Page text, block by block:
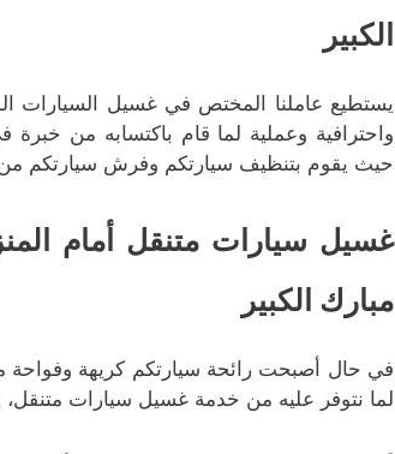
الكبير
يستطيع عاملنا المختص في غسيل السيارات
واحترافية وعملية لما قام باكتسابه من
حيث يقوم بتنظيف سيارتكم وفرش سيارتكم من
غسيل سيارات متنقل أمام
مبارك الكبير
في حال أصبحت رائحة سيارتكم كريهة وفواحة
لما نتوفر عليه من خدمة غسيل سيارات متنقل،